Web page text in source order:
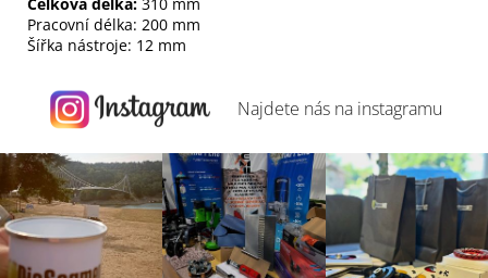
Pracovní délka: 200 mm
Šířka nástroje: 12 mm
Najdete nás na instagramu